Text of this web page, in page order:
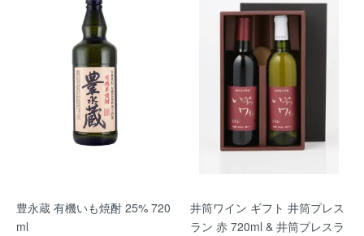
豊永蔵 有機いも焼酎 25% 720
ml
井筒ワイン ギフト 井筒プレス
ラン 赤 720ml & 井筒プレスラ